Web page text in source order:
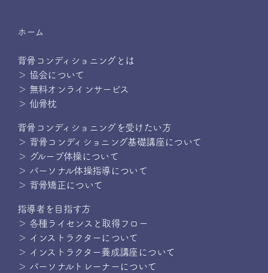
ホーム
背骨コンディショニングとは
＞ 協会について
＞ 無料オンラインサービス
＞ 仙骨枕
背骨コンディショニングを受けたい方
＞ 背骨コンディショニング基礎講座について
＞ グループ体操について
＞ パーソナル体操指導について
＞ 背骨矯正について
指導者を目指す方
＞ 各種ライセンスと取得フロー
＞ インストラクターについて
＞ インストラクター養成講座について
＞ パーソナルトレーナーについて